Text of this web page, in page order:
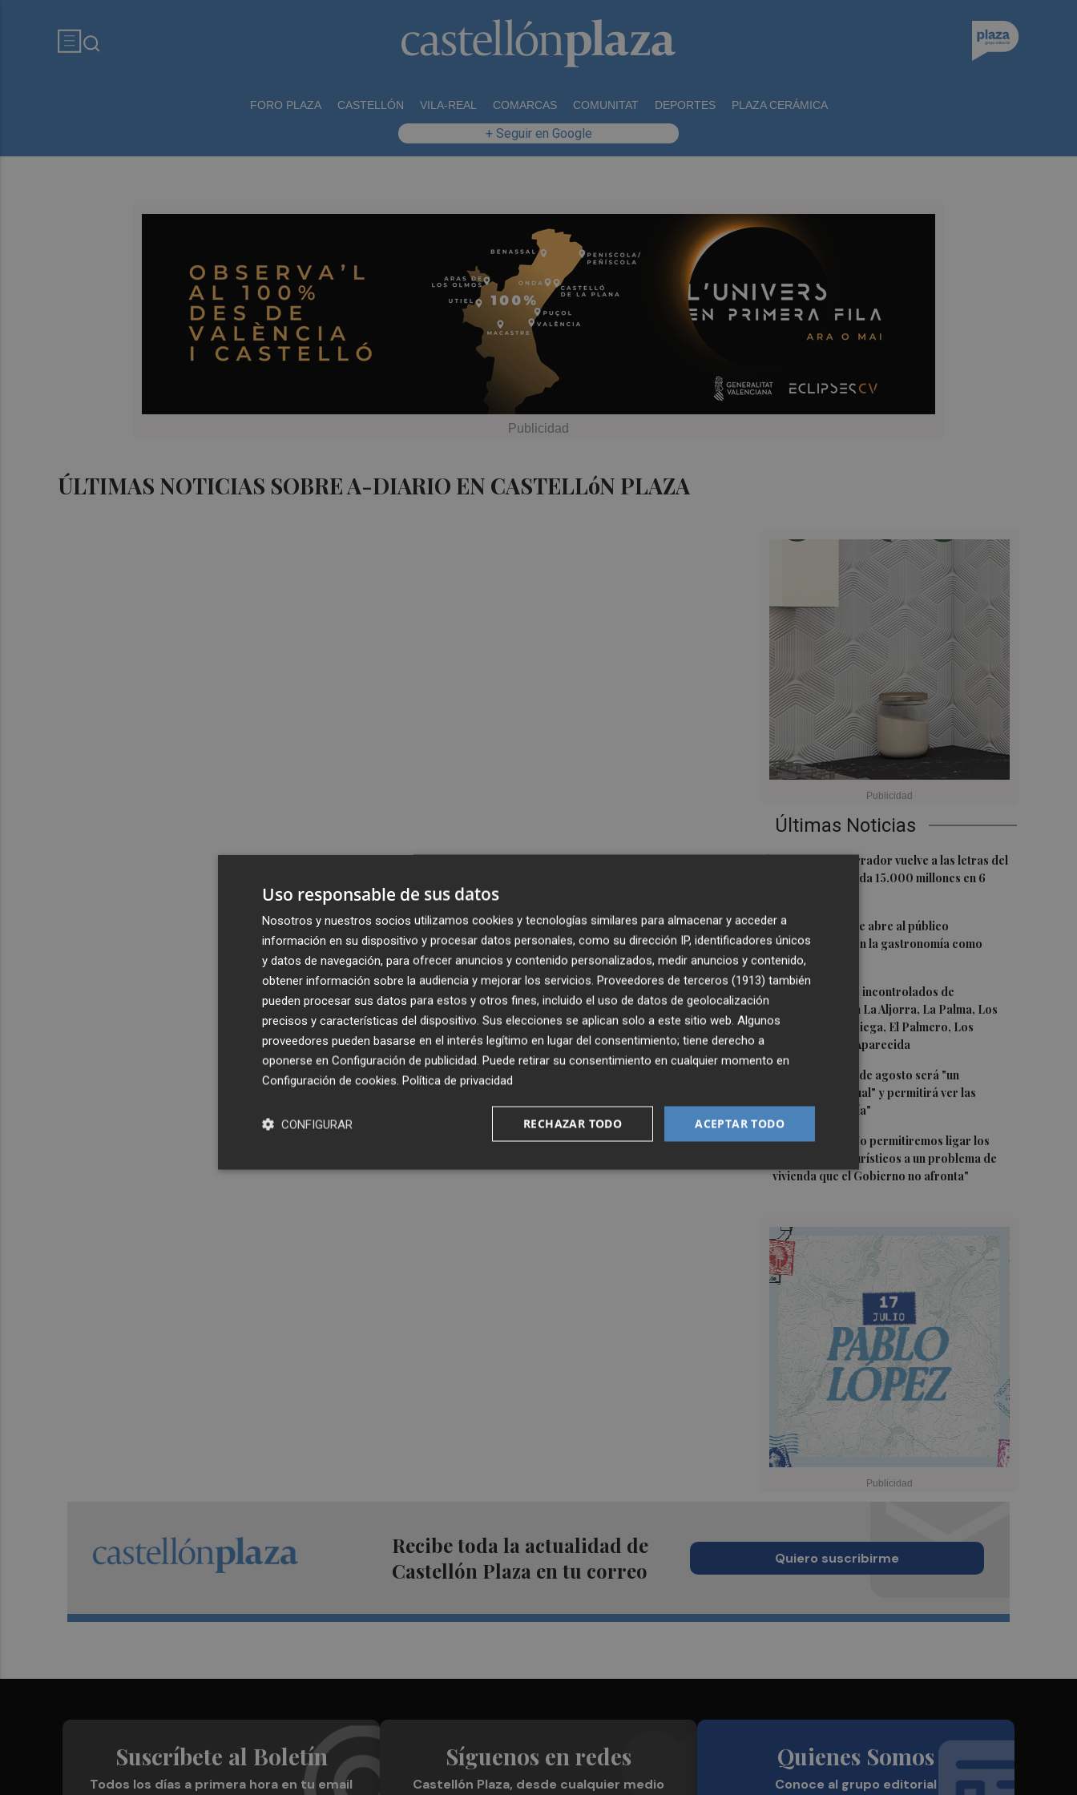
FORO PLAZA CASTELLÓN VILA-REAL COMARCAS COMUNITAT DEPORTES PLAZA CERÁMICA
+ Seguir en Google
ÚLTIMAS NOTICIAS SOBRE A-DIARIO EN CASTELLóN PLAZA
Últimas Noticias
1El pequeño ahorrador vuelve a las letras del
Tesoro y demanda 15.000 millones en 6
2El oleoturismo se abre al público
internacional con la gastronomía como
reclamo
3
Retiran vertidos incontrolados de
fibrocemento en La Aljorra, La Palma, Los
Belones, Torreciega, El Palmero, Los
Chorrillos y La Aparecida
El eclipse del 12 de agosto será "un
espectáculo visual" y permitirá ver las
perseidas "de día"
5Marián Cano: "No permitiremos ligar los
apartamentos turísticos a un problema de
vivienda que el Gobierno no afronta"
Recibe toda la actualidad de
Castellón Plaza en tu correo
Quiero suscribirme
Suscríbete al Boletín
Todos los días a primera hora en tu email
Síguenos en redes
Castellón Plaza, desde cualquier medio
Quienes Somos
Conoce al grupo editorial
Uso responsable de sus datos
Nosotros y nuestros socios utilizamos cookies y tecnologías similares para almacenar y acceder a
información en su dispositivo y procesar datos personales, como su dirección IP, identificadores únicos
y datos de navegación, para ofrecer anuncios y contenido personalizados, medir anuncios y contenido,
obtener información sobre la audiencia y mejorar los servicios. Proveedores de terceros (1913) también
pueden procesar sus datos para estos y otros fines, incluido el uso de datos de geolocalización
precisos y características del dispositivo. Sus elecciones se aplican solo a este sitio web. Algunos
proveedores pueden basarse en el interés legítimo en lugar del consentimiento; tiene derecho a
oponerse en Configuración de publicidad. Puede retirar su consentimiento en cualquier momento en
Configuración de cookies. Política de privacidad
ACEPTAR TODO
RECHAZAR TODO
CONFIGURAR